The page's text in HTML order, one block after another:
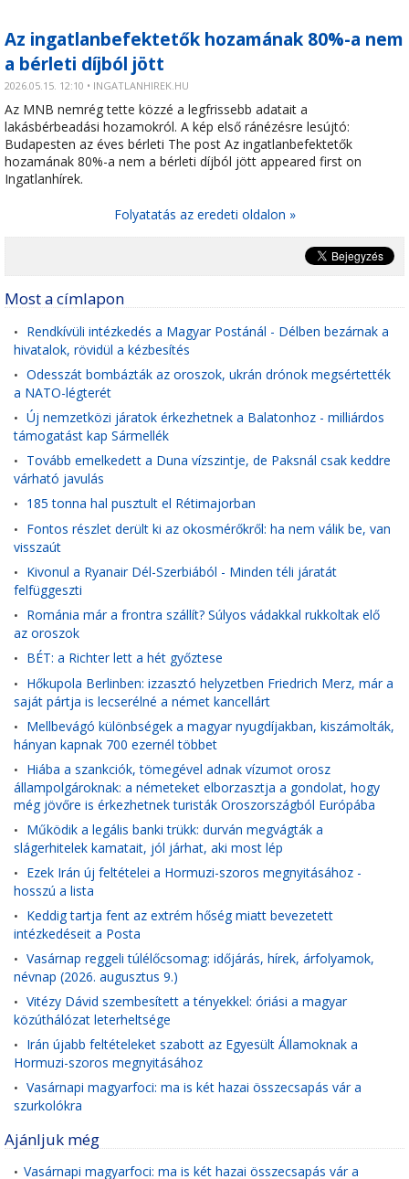
Az ingatlanbefektetők hozamának 80%-a nem
a bérleti díjból jött
2026.05.15. 12:10 • INGATLANHIREK.HU
Az MNB nemrég tette közzé a legfrissebb adatait a
lakásbérbeadási hozamokról. A kép első ránézésre lesújtó:
Budapesten az éves bérleti The post Az ingatlanbefektetők
hozamának 80%-a nem a bérleti díjból jött appeared first on
Ingatlanhírek.
Folyatatás az eredeti oldalon »
Most a címlapon
• Rendkívüli intézkedés a Magyar Postánál - Délben bezárnak a
hivatalok, rövidül a kézbesítés
• Odesszát bombázták az oroszok, ukrán drónok megsértették
a NATO-légterét
• Új nemzetközi járatok érkezhetnek a Balatonhoz - milliárdos
támogatást kap Sármellék
• Tovább emelkedett a Duna vízszintje, de Paksnál csak keddre
várható javulás
• 185 tonna hal pusztult el Rétimajorban
• Fontos részlet derült ki az okosmérőkről: ha nem válik be, van
visszaút
• Kivonul a Ryanair Dél-Szerbiából - Minden téli járatát
felfüggeszti
• Románia már a frontra szállít? Súlyos vádakkal rukkoltak elő
az oroszok
• BÉT: a Richter lett a hét győztese
• Hőkupola Berlinben: izzasztó helyzetben Friedrich Merz, már a
saját pártja is lecserélné a német kancellárt
• Mellbevágó különbségek a magyar nyugdíjakban, kiszámolták,
hányan kapnak 700 ezernél többet
• Hiába a szankciók, tömegével adnak vízumot orosz
állampolgároknak: a németeket elborzasztja a gondolat, hogy
még jövőre is érkezhetnek turisták Oroszországból Európába
• Működik a legális banki trükk: durván megvágták a
slágerhitelek kamatait, jól járhat, aki most lép
• Ezek Irán új feltételei a Hormuzi-szoros megnyitásához -
hosszú a lista
• Keddig tartja fent az extrém hőség miatt bevezetett
intézkedéseit a Posta
• Vasárnap reggeli túlélőcsomag: időjárás, hírek, árfolyamok,
névnap (2026. augusztus 9.)
• Vitézy Dávid szembesített a tényekkel: óriási a magyar
közúthálózat leterheltsége
• Irán újabb feltételeket szabott az Egyesült Államoknak a
Hormuzi-szoros megnyitásához
• Vasárnapi magyarfoci: ma is két hazai összecsapás vár a
szurkolókra
Ajánljuk még
• Vasárnapi magyarfoci: ma is két hazai összecsapás vár a